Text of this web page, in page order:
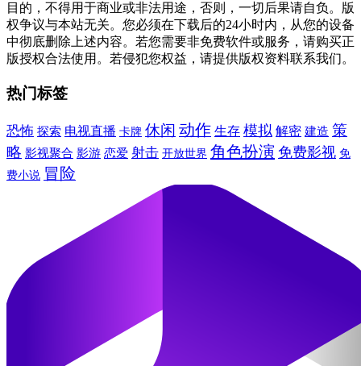
目的，不得用于商业或非法用途，否则，一切后果请自负。版
权争议与本站无关。您必须在下载后的24小时内，从您的设备
中彻底删除上述内容。若您需要非免费软件或服务，请购买正
版授权合法使用。若侵犯您权益，请提供版权资料联系我们。
热门标签
恐怖 探索 电视直播 卡牌 休闲 动作 生存 模拟 解密 建造 策
略 影视聚合 影游 恋爱 射击 开放世界 角色扮演 免费影视 免
费小说 冒险